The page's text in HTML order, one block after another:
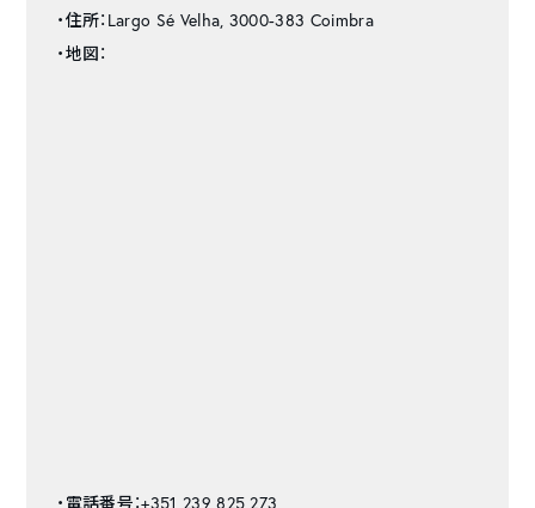
・住所：Largo Sé Velha, 3000-383 Coimbra
・地図：
・電話番号：+351 239 825 273